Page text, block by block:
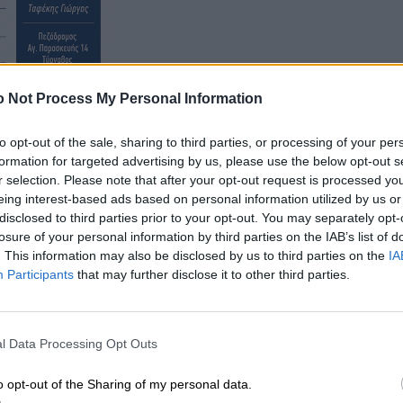
Not Process My Personal Information
opt-out of the sale, sharing to third parties, or processing of your
for targeted advertising by us, please use the below opt-out
selection. Please note that after your opt-out request is processed
interest-based ads based on personal information utilized by us
to third parties prior to your opt-out. You may separately
of your personal information by third parties on the IAB’s list of
This information may also be disclosed by us to third parties on the
Participants that may further disclose it to other third parties.
Data Processing Opt Outs
opt-out of the Sharing of my personal data.
πρέπει να είναι η προστασία της δημόσιας
Ως Διοίκηση του Επιμελητηρίου Λάρισας,
μας ευθύνης και ως κύριος εκφραστής της
μας αλλά και στα μέλη μας, εκτάκτως
την χορηγία είκοσι χιλιάδων ευρώ (20.000€) στο
βασικής ανάγκης, αγοράς ενός φορητού
18.000€ και ενός kit ειδικών αντιδραστηρίων
2.000€. Επίσης την χορηγία δύο χιλιάδων
(1ηΣτρατιά) και την χορηγία δύο χιλιάδων
για αγορά εξειδικευμένου υλικοτεχνικού
έργο για την διαφύλαξη των συνόρων μας στον